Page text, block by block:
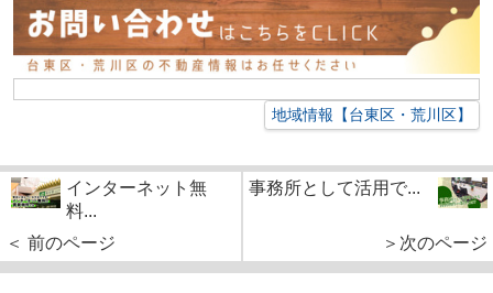
地域情報【台東区・荒川区】
インターネット無
料...
＜ 前のページ
事務所として活用で...
＞次のページ